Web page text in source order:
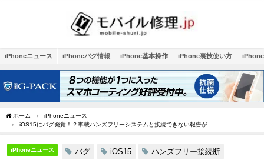
iPhoneニュース iPhoneバグ情報 iPhone基本操作 iPhone裏技使い方
ホーム
iPhoneニュース
iOS15にバグ発覚！？車載ハンズフリーシステムと接続できない報告が
iPhoneニュース バグ iOS15 ハンズフリー接続断